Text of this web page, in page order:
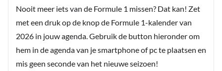
Lando4president
7 november 2025 18:55
@FranskE64 Oké, dan is het besluit te begrijpen. In
Nooit meer iets van de Formule 1 missen? Dat kan! Zet
met een druk op de knop de Formule 1-kalender van
2026 in jouw agenda. Gebruik de button hieronder om
hem in de agenda van je smartphone of pc te plaatsen en
mis geen seconde van het nieuwe seizoen!